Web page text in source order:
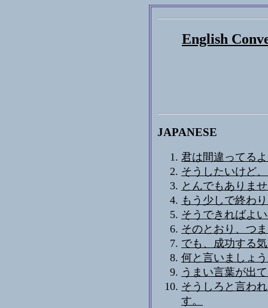
English
JAPANESE
君は間違ってる
そうしたいけど
とんでもありま
もう少しで終わ
そうできればよ
そのとおり、つ
でも、成功する
何と言いましょ
うまい言葉が出
そうしろと言わ
す。